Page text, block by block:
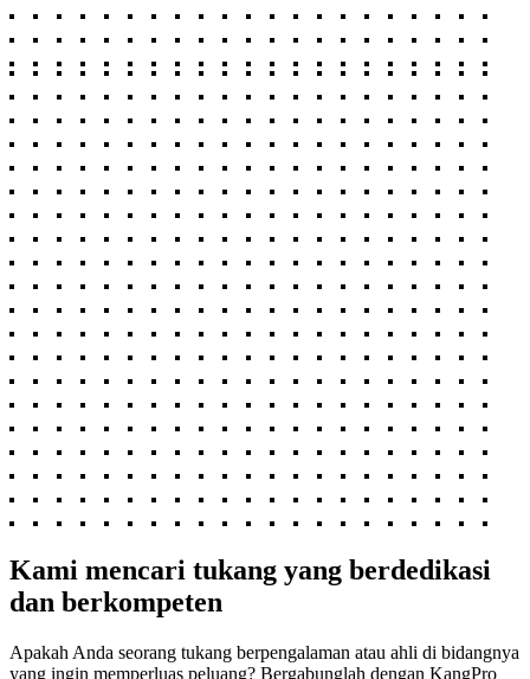
Kami mencari tukang yang berdedikasi
dan berkompeten
Apakah Anda seorang tukang berpengalaman atau ahli di bidangnya
yang ingin memperluas peluang? Bergabunglah dengan KangPro